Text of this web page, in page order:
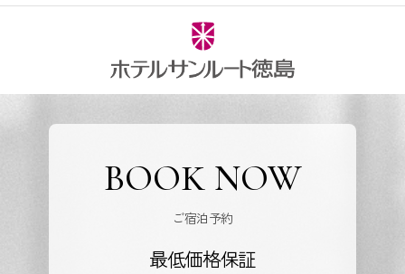
BOOK NOW
ご宿泊予約
最低価格保証